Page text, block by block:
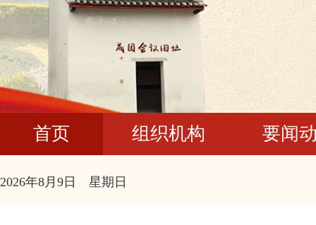
首页 组织机构 要闻
2026年8月9日 星期日